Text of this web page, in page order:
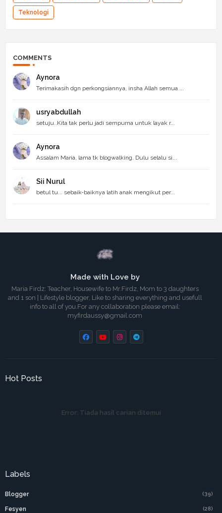
Teknologi
COMMENTS
Aynora
Terimakasih dgn perkongsiannya, insha Allah semua ...
usryabdullah
setuju..Kita tak perlu jadi sempurna untuk layak r...
Aynora
Assalam Maria, lama tk blogwalking. Dulu selalu si...
Sii Nurul
betul tu... sebaik-baiknya latih anak mengikut per...
Made with Love by
Maria Firdz: Teacher, Housewife to Mr.Firdz, Mom to 3 daughters
and 1 son | Lifestyle blogger, Like to sharing everything and usefull
info to all of you.For any collaboration please email:
myfirdaussy@gmail.com
Hot Posts
Error: Tiada hasil carian ditemui
Labels
Blogger (39)
Fesyen (28)